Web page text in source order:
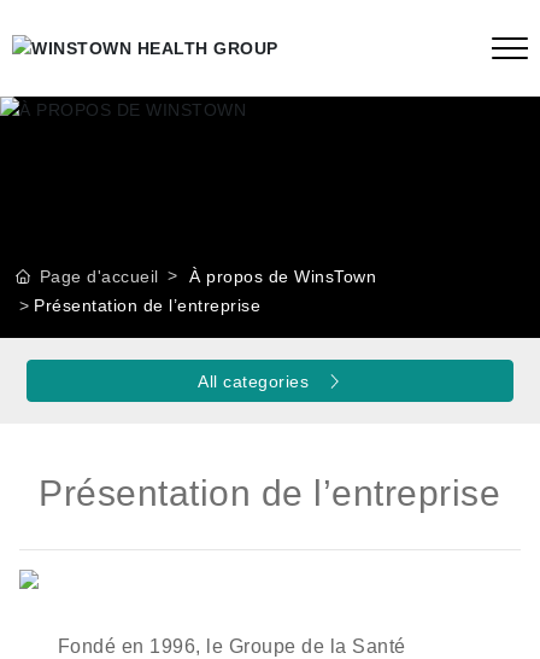
Page d'accueil
À propos de WinsTown
Présentation de l’entreprise
All categories
Présentation de l’entreprise
Fondé en 1996, le Groupe de la Santé